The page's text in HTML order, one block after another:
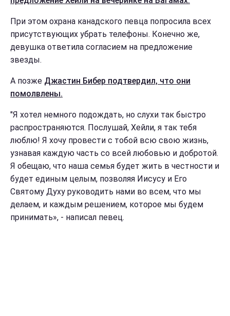
При этом охрана канадского певца попросила всех
присутствующих убрать телефоны. Конечно же,
девушка ответила согласием на предложение
звезды.
А позже Джастин Бибер подтвердил, что они
помолвлены.
"Я хотел немного подождать, но слухи так быстро
распространяются. Послушай, Хейли, я так тебя
люблю! Я хочу провести с тобой всю свою жизнь,
узнавая каждую часть со всей любовью и добротой.
Я обещаю, что наша семья будет жить в честности и
будет единым целым, позволяя Иисусу и Его
Святому Духу руководить нами во всем, что мы
делаем, и каждым решением, которое мы будем
принимать», - написал певец.